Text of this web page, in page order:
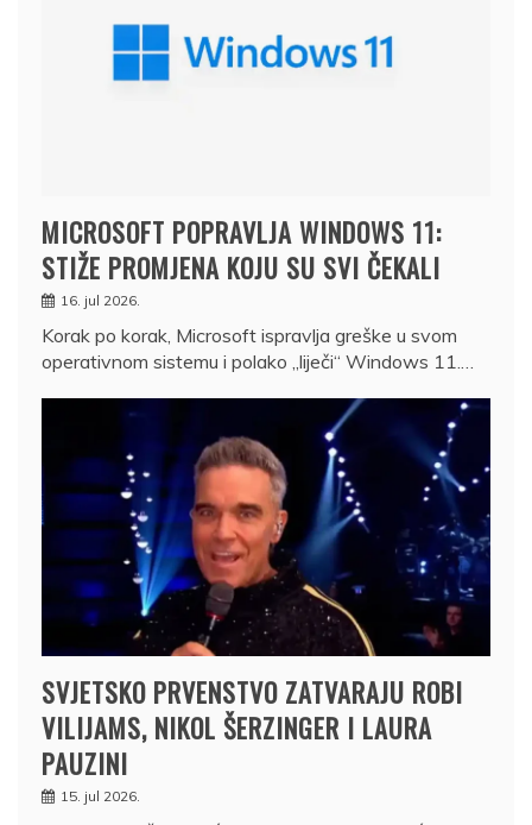
MICROSOFT POPRAVLJA WINDOWS 11:
STIŽE PROMJENA KOJU SU SVI ČEKALI
16. jul 2026.
Korak po korak, Microsoft ispravlja greške u svom
operativnom sistemu i polako „liječi“ Windows 11.…
SVJETSKO PRVENSTVO ZATVARAJU ROBI
VILIJAMS, NIKOL ŠERZINGER I LAURA
PAUZINI
15. jul 2026.